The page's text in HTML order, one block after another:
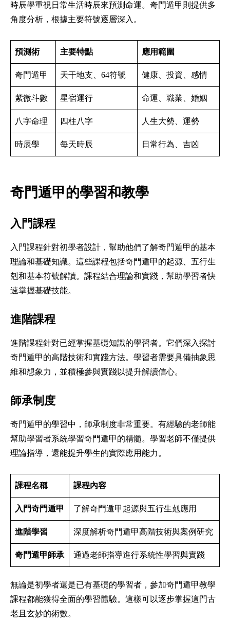
時辰學重視日常生活時辰來預測命運。奇門遁甲則提供多
角度分析，根據主要符號逐層深入。
預測術 主要特點 應用範圍
奇門遁甲 天干地支、64符號 健康、投資、感情
紫微斗數 星宿運行 命運、職業、婚姻
八字命理 四柱八字 人生大勢、運勢
時辰學 每天時辰 日常行為、吉凶
奇門遁甲的學習和教學
入門課程
入門課程針對初學者設計，幫助他們了解奇門遁甲的基本
理論和基礎知識。這些課程包括奇門遁甲的起源、五行生
剋和基本符號解讀。課程結合理論和實踐，幫助學習者快
速掌握基礎技能。
進階課程
進階課程針對已經掌握基礎知識的學習者。它們深入探討
奇門遁甲的高階技術和實踐方法。學習者需要具備抽象思
維和想象力，並積極參與實踐以提升解讀信心。
師承制度
奇門遁甲的學習中，師承制度非常重要。有經驗的老師能
幫助學習者系統學習奇門遁甲的精髓。學習老師不僅提供
理論指導，還能提升學生的實際應用能力。
課程名稱 課程內容
入門奇門遁甲 了解奇門遁甲起源與五行生剋應用
進階學習 深度解析奇門遁甲高階技術與案例研究
奇門遁甲師承 通過老師指導進行系統性學習與實踐
無論是初學者還是已有基礎的學習者，參加奇門遁甲教學
課程都能獲得全面的學習體驗。這樣可以逐步掌握這門古
老且玄妙的術數。